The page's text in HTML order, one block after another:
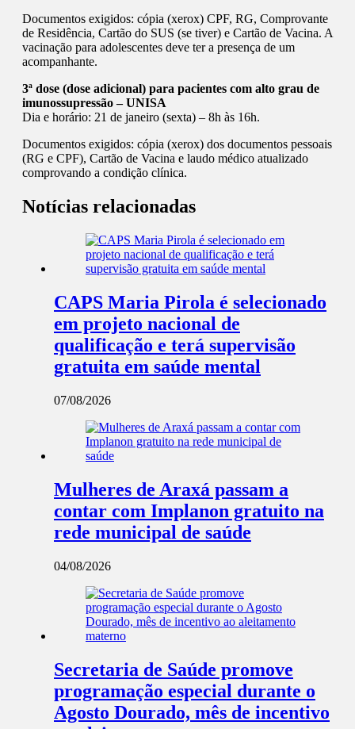
Documentos exigidos: cópia (xerox) CPF, RG, Comprovante
de Residência, Cartão do SUS (se tiver) e Cartão de Vacina. A
vacinação para adolescentes deve ter a presença de um
acompanhante.
3ª dose (dose adicional) para pacientes com alto grau de
imunossupressão – UNISA
Dia e horário: 21 de janeiro (sexta) – 8h às 16h.
Documentos exigidos: cópia (xerox) dos documentos pessoais
(RG e CPF), Cartão de Vacina e laudo médico atualizado
comprovando a condição clínica.
Notícias relacionadas
CAPS Maria Pirola é selecionado
em projeto nacional de
qualificação e terá supervisão
gratuita em saúde mental
07/08/2026
Mulheres de Araxá passam a
contar com Implanon gratuito na
rede municipal de saúde
04/08/2026
Secretaria de Saúde promove
programação especial durante o
Agosto Dourado, mês de incentivo